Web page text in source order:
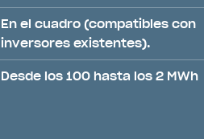
En el cuadro (compatibles con
inversores existentes).
Desde los 100 hasta los 2 MWh